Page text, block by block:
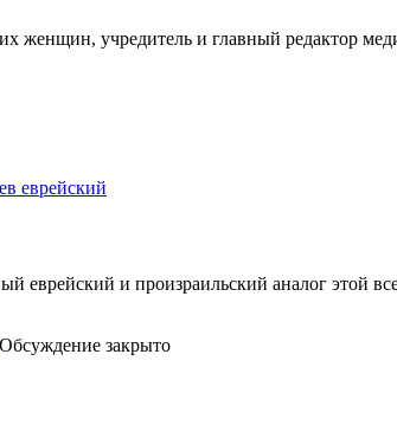
женщин, учредитель и главный редактор
еврейский
еврейский и произраильский аналог этой
Обсуждение закрыто